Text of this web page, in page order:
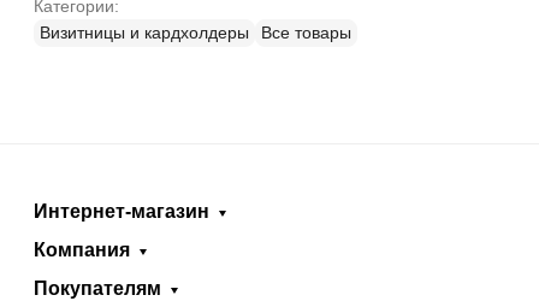
Категории:
Визитницы и кардхолдеры
Все товары
Интернет-магазин
Компания
Покупателям